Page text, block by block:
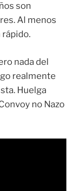
son
Al menos
rápido.
nada del
realmente
Huelga
no Nazo